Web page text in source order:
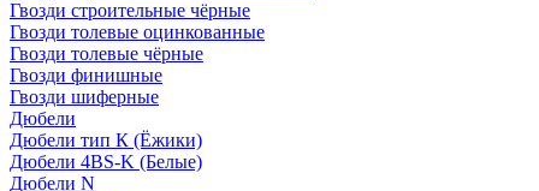
Гвозди строительные чёрные
Гвозди толевые оцинкованные
Гвозди толевые чёрные
Гвозди финишные
Гвозди шиферные
Дюбели
Дюбели тип К (Ёжики)
Дюбели 4BS-K (Белые)
Дюбели N